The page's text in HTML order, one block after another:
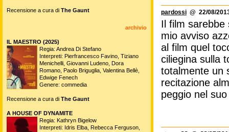
pardossi @ 22/08/
Il film sarebbe
mio avviso
al film quel
ciliegina sulla
totalmente un
recitazione
peggio nel
Recensione a cura di The Gaunt
archivio
IL MAESTRO (2025)
Regia: Andrea Di Stefano
Interpreti: Pierfrancesco Favino, Tiziano
Menichelli, Giovanni Ludeno, Dora
Romano, Paolo Briguglia, Valentina Bellè,
Edwige Fenech
Genere: commedia
Recensione a cura di The Gaunt
A HOUSE OF DYNAMITE
Regia: Kathryn Bigelow
Interpreti: Idris Elba, Rebecca Ferguson,